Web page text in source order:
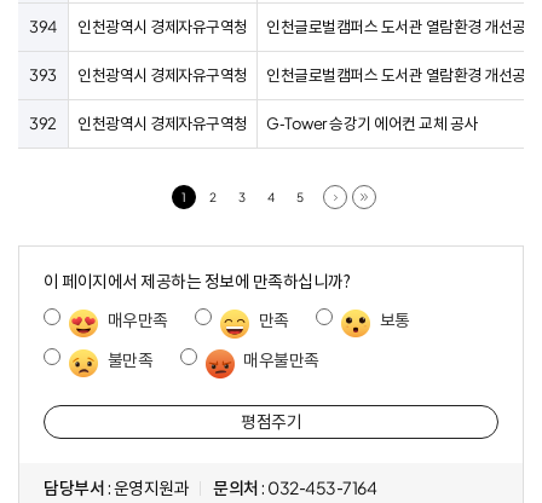
394 인천광역시 경제자유구역청 인천글로벌캠퍼스 도서관 열람환경 개선공
393 인천광역시 경제자유구역청 인천글로벌캠퍼스 도서관 열람환경 개선공
392 인천광역시 경제자유구역청 G-Tower 승강기 에어컨 교체 공사
1 2 3 4 5 다음마지막
이 페이지에서 제공하는 정보에 만족하십니까?
매우만족
만족
보통
불만족
매우불만족
담당부서 : 운영지원과 문의처 : 032-453-7164